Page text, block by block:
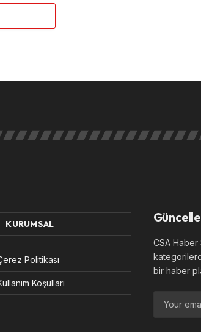
KURUMSAL
Politikası
Koşulları
CSA
bir haber